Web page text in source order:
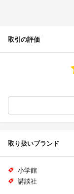
取引の評価
取り扱いブランド
小学館
講談社